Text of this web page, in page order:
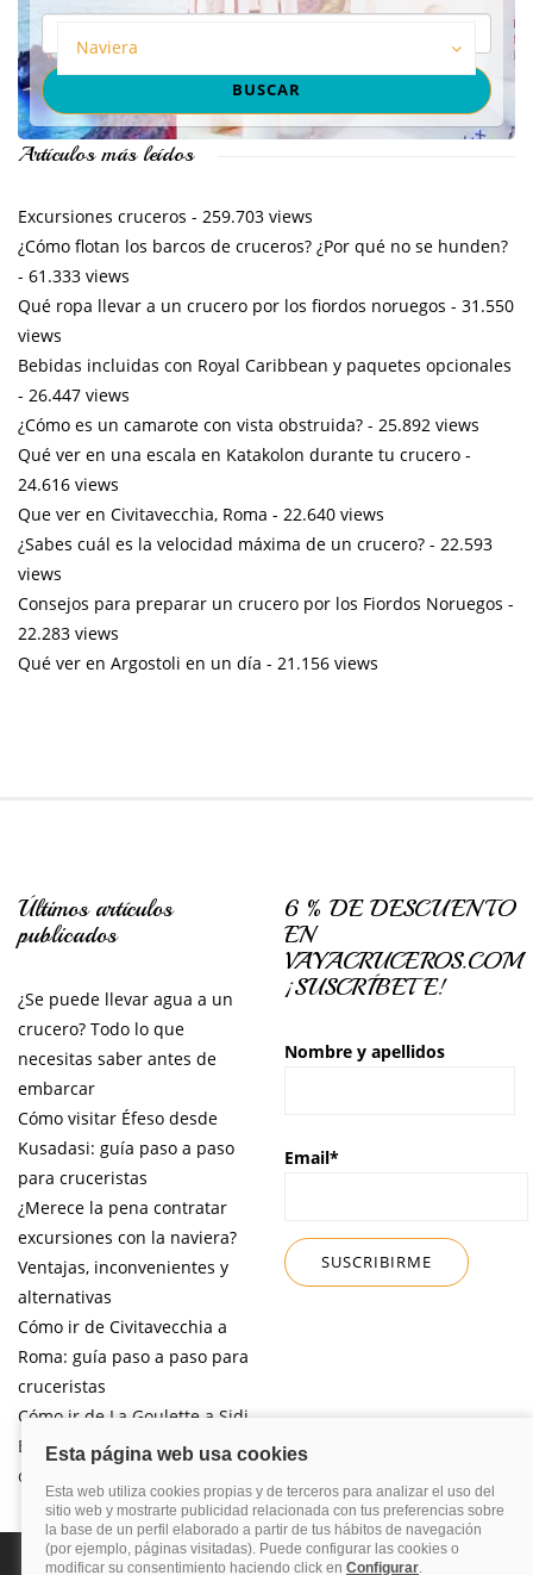
Naviera
Artículos más leídos
Excursiones cruceros - 259.703 views
¿Cómo flotan los barcos de cruceros? ¿Por qué no se hunden?
- 61.333 views
Qué ropa llevar a un crucero por los fiordos noruegos - 31.550
views
Bebidas incluidas con Royal Caribbean y paquetes opcionales
- 26.447 views
¿Cómo es un camarote con vista obstruida? - 25.892 views
Qué ver en una escala en Katakolon durante tu crucero -
24.616 views
Que ver en Civitavecchia, Roma - 22.640 views
¿Sabes cuál es la velocidad máxima de un crucero? - 22.593
views
Consejos para preparar un crucero por los Fiordos Noruegos -
22.283 views
Qué ver en Argostoli en un día - 21.156 views
Últimos artículos
publicados
¿Se puede llevar agua a un
crucero? Todo lo que
necesitas saber antes de
embarcar
Cómo visitar Éfeso desde
Kusadasi: guía paso a paso
para cruceristas
¿Merece la pena contratar
excursiones con la naviera?
Ventajas, inconvenientes y
alternativas
Cómo ir de Civitavecchia a
Roma: guía paso a paso para
cruceristas
Cómo ir de La Goulette a Sidi
Bou Said por libre desde tu
crucero
6 % DE DESCUENTO
EN
VAYACRUCEROS.COM
¡SUSCRÍBETE!
Nombre y apellidos
Email*